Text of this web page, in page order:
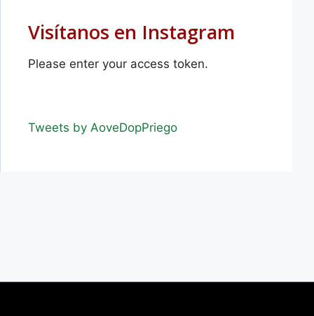
Visítanos en Instagram
Please enter your access token.
Tweets by AoveDopPriego